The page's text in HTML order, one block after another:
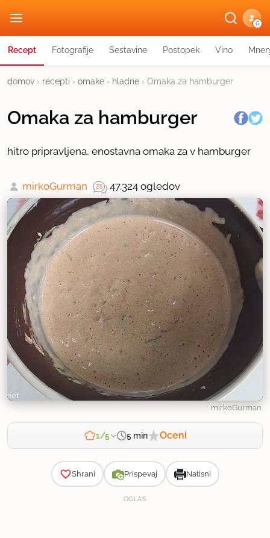
G
Recept Fotografije Sestavine Postopek Vino
domov › recepti › omake › hladne › Omaka za hamburger
Omaka za hamburger
hitro pripravljena, enostavna omaka za v hamburger
mirkoGurman 47.324 ogledov
mirkoGurman
1/5 5 min Oceni
Shrani Prispevaj Natisni
OGLAS